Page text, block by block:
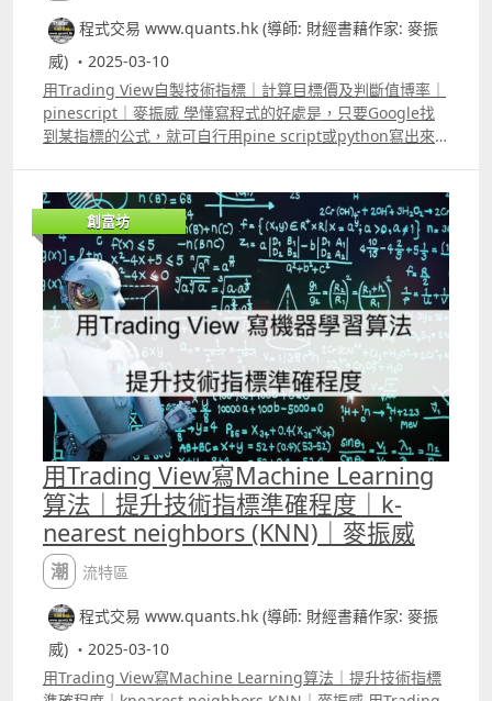
略，但有時候1分鐘圖、5分鐘圖的訊號配合，股價便已上
升，但有時候則確實要四個timeframe的訊號也配合才算準
確，原因就是市場的波幅會不斷變化，透過「動態」的方式
去計算毎個timeframe的訊號權重應多大，整個策略的效果
就會有很大的不同。
程式交易 www.quants.hk (導師: 財經書藉作家: 麥振
威) ・2025-03-10
用Trading View自製技術指標｜計算目標價及判斷值博率｜
pinescript｜麥振威 學懂寫程式的好處是，只要Google找
到某指標的公式，就可自行用pine script或python寫出來
script寫出來的，而個人所寫的代碼也可看到，計算指標的
方與坊間的有所分別。 首先指標可以給使用者計算目標價，
例如RSI在50的時候，預早知道知道若RSI升到70，股價會升
至多少。如影片中的兩隻股份，一隻的潛在升幅達一成以
上，另一隻的潛在升幅則只有約2%，前者自然應視作首選。
此外，指標更能進一步協助使用者判斷，當RSI升至所謂的
「超買區」後，究竟股價是否仍有力再上。 指標的代碼在
Youtube的留言區
創富坊
用Trading View寫Machine Learning
算法｜提升技術指標準確程度｜k-
nearest neighbors (KNN)｜麥振威
潮流特區
程式交易 www.quants.hk (導師: 財經書藉作家: 麥振
威) ・2025-03-10
用Trading View寫Machine Learning算法｜提升技術指標